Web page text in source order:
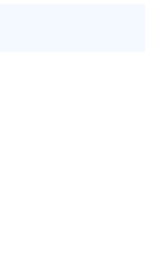
गर्ने सम्बन्धमा